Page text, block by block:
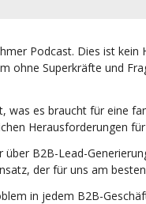
Podcast. Dies ist kein
ohne Superkräfte und
was es braucht für eine
Herausforderungen
über B2B-Lead-
der für uns am
in jedem B2B-